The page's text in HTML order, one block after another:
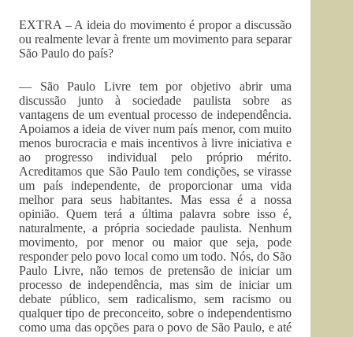
EXTRA – A ideia do movimento é propor a discussão
ou realmente levar à frente um movimento para separar
São Paulo do país?
— São Paulo Livre tem por objetivo abrir uma
discussão junto à sociedade paulista sobre as
vantagens de um eventual processo de independência.
Apoiamos a ideia de viver num país menor, com muito
menos burocracia e mais incentivos à livre iniciativa e
ao progresso individual pelo próprio mérito.
Acreditamos que São Paulo tem condições, se virasse
um país independente, de proporcionar uma vida
melhor para seus habitantes. Mas essa é a nossa
opinião. Quem terá a última palavra sobre isso é,
naturalmente, a própria sociedade paulista. Nenhum
movimento, por menor ou maior que seja, pode
responder pelo povo local como um todo. Nós, do São
Paulo Livre, não temos de pretensão de iniciar um
processo de independência, mas sim de iniciar um
debate público, sem radicalismo, sem racismo ou
qualquer tipo de preconceito, sobre o independentismo
como uma das opções para o povo de São Paulo, e até